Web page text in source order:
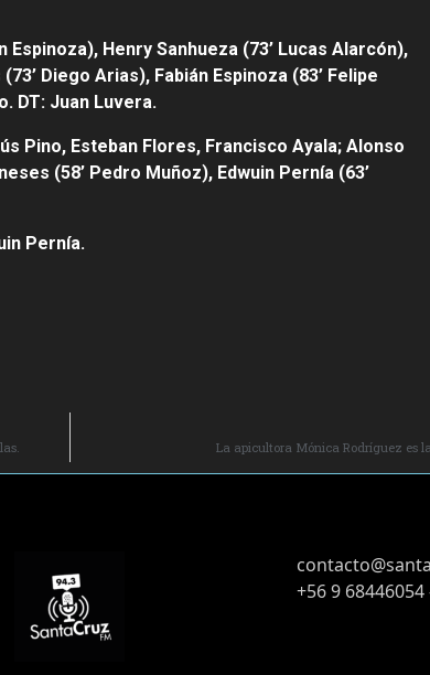
Henry Sanhueza (73’ Lucas Alarcón),
Diego Arias), Fabián Espinoza (83’ Felipe
DT: Juan Luvera.
Pino, Esteban Flores, Francisco Ayala; Alonso
(58’ Pedro Muñoz), Edwuin Pernía (63’
Pernía.
La apicultora Mónica Rodríguez es
+56 9 68446054